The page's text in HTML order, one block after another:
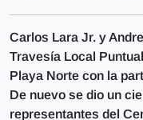
Carlos Lara Jr. y
Travesía Local
Playa Norte con la
De nuevo se dio un
representantes del